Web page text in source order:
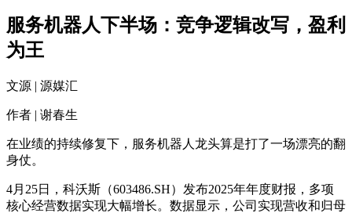
服务机器人下半场：竞争逻辑改写，盈利
为王
文源 | 源媒汇
作者 | 谢春生
在业绩的持续修复下，服务机器人龙头算是打了一场漂亮的翻
身仗。
4月25日，科沃斯（603486.SH）发布2025年年度财报，多项
核心经营数据实现大幅增长。数据显示，公司实现营收和归母